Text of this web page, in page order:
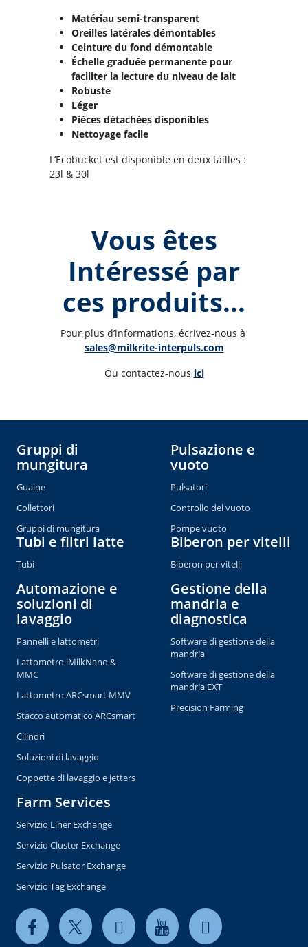
Matériau semi-transparent
Oreilles latérales démontables
Ceinture du fond démontable
Échelle graduée permanente pour
faciliter la lecture du niveau de lait
Robuste
Léger
Pièces détachées disponibles
Nettoyage facile
L’Ecobucket est disponible en deux tailles :
23l & 30l
Vous êtes
Intéressé par
ces produits...
Pour plus d’informations, écrivez-nous à
sales@milkrite-interpuls.com
Ou contactez-nous ici
Gruppi di
mungitura
Guaine
Collettori
Gruppi di mungitura
Tubi e filtri latte
Tubi
Pulsazione e
vuoto
Pulsatori
Controllo del vuoto
Pompe vuoto
Biberon per vitelli
Biberon per vitelli
Automazione e
soluzioni di
lavaggio
Pannelli e lattometri
Lattometro iMilkNano &
MMC
Lattometro ARCsmart MMV
Stacco automatico ARCsmart
Cilindri
Soluzioni di lavaggio
Coppette di lavaggio e jetters
Gestione della
mandria e
diagnostica
Software di gestione della
mandria
Software di gestione della
mandria EXT
Precision Farming
Farm Services
Servizio Liner Exchange
Servizio Cluster Exchange
Servizio Pulsator Exchange
Servizio Tag Exchange